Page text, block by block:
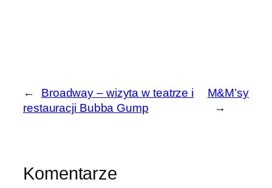
←
Broadway – wizyta w teatrze i
restauracji Bubba Gump
M&M’sy
→
Komentarze